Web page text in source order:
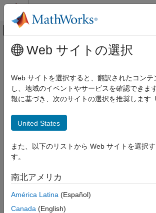
コンテンツへスキップ
オフキャンバス ナビゲ
表示方法: カテゴリ
Using MATLAB
MATLAB Copilot
Simulink
Physical Modeling
Real-Time Simulation and Testing
メインコンテンツ
Wireless Testbench
Bug Reports | Bug Fixes expand
to Incompatibilities
Text Filter: Wireless Testbench Release
Web サイトの選択
Web サイトを選択すると、翻訳されたコンテ
し、地域のイベントやサービスを確認できま
報に基づき、次のサイトの選択を推奨します:
United States
また、以下のリストから Web サイトを選択
す。
南北アメリカ
América Latina (Español)
Canada (English)